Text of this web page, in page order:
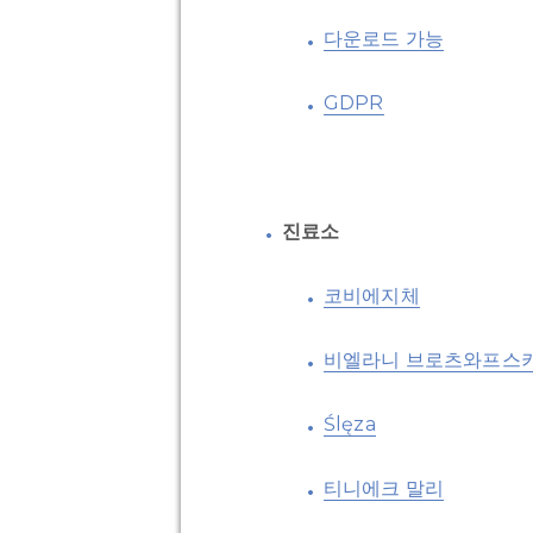
다운로드 가능
GDPR
진료소
코비에지체
비엘라니 브로츠와프스
Ślęza
티니에크 말리